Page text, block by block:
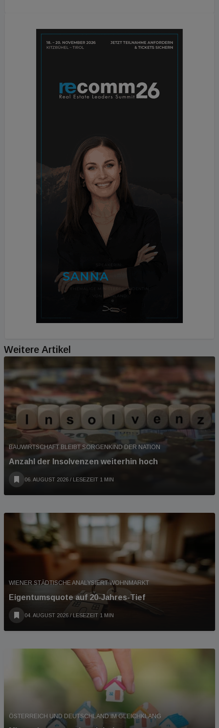
Weitere Artikel
BAUWIRTSCHAFT BLEIBT SORGENKIND DER NATION
Anzahl der Insolvenzen weiterhin hoch
06. AUGUST 2026 / LESEZEIT 1 MIN
WIENER STÄDTISCHE ANALYSIERT WOHNMARKT
Eigentumsquote auf 20-Jahres-Tief
04. AUGUST 2026 / LESEZEIT 1 MIN
ÖSTERREICH UND DEUTSCHLAND IM GLEICHKLANG